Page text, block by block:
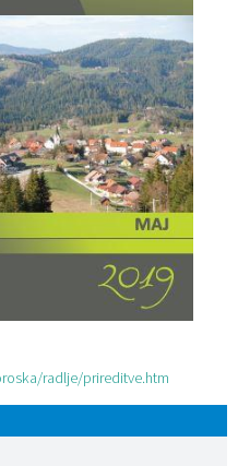
radlje/prireditve.htm